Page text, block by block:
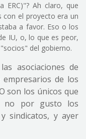
ERC)"? Ah claro, que
con el proyecto era un
a favor. Eso o los
IU, o, lo que es peor,
del gobierno.
asociaciones de
de los
son los únicos que
no por gusto los
sindicatos, y ayer